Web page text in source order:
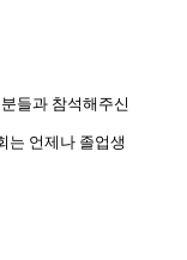
들과 참석해주신
는 언제나 졸업생